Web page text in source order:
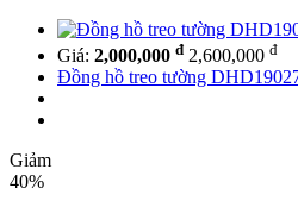
Giá: 2,000,000 đ 2,600,000 đ
Đồng hồ treo tường
Giảm
40%